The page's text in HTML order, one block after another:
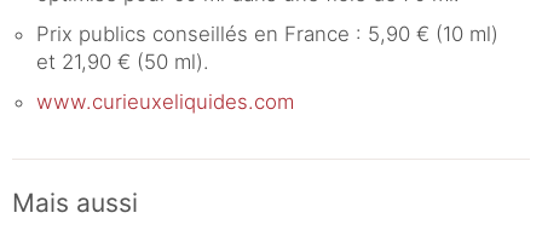
Prix publics conseillés en France : 5,90 € (10 ml)
et 21,90 € (50 ml).
www.curieuxeliquides.com
Mais aussi